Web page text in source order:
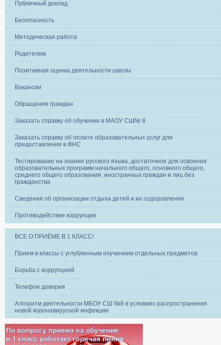
Публичный доклад
Безопасность
Методическая работа
Родителям
Позитивная оценка деятельности школы
Вакансии
Обращения граждан
Заказать справку об обучении в МАОУ СШ№ 8
Заказать справку об оплате образовательных услуг для
предоставления в ФНС
Тестирование на знание русского языка, достаточное для освоения
образовательных программ начального общего, основного общего,
среднего общего образования, иностранных граждан и лиц без
гражданства
Сведения об организации отдыха детей и их оздоровления
Противодействие коррупции
ВСЕ О ПРИЁМЕ В 1 КЛАСС!
Прием в классы с углубленным изучением отдельных предметов
Борьба с коррупцией
Телефон доверия
Алгоритм деятельности МБОУ СШ №8 в условиях распространения
новой коронавирусной инфекции